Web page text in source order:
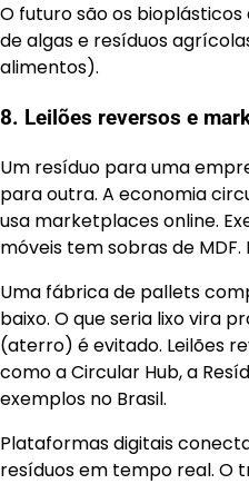
O futuro são os
de algas e resíduos
alimentos).
8. Leilões reversos e
Um resíduo para uma
para outra. A economia
usa marketplaces online.
móveis tem sobras de
Uma fábrica de pallets
baixo. O que seria lixo vira
(aterro) é evitado. Leilões
como a Circular Hub, a
exemplos no Brasil.
Plataformas digitais
resíduos em tempo real. O